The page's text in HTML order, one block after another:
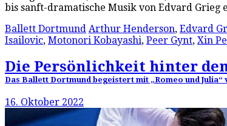
bis sanft-dramatische Musik von Edvard Grieg
Ballett Dortmund Arthur Henderson, Edvard
Isailovic, Motonori Kobayashi, Peer Gynt, Xin
Die Persönlichkeit hinter
Das Ballett Dortmund begeistert mit „Romeo und
16. Oktober 2022